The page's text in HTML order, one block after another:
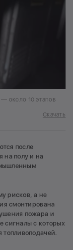
— около 10 этапов
Скачать
после
на полу и на
рисков, а не
смонтирована
пожара и
сигналы с которых
топливоподачей.